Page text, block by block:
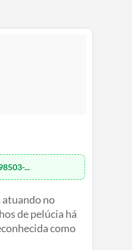
...
no
de pelúcia há
como